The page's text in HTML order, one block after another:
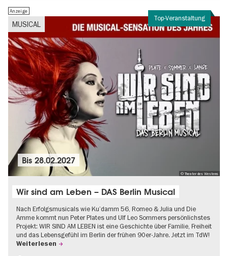
Top-Veranstaltung
MUSICAL
Anzeige
© Theater des Westens
Bis28.02.2027
Wir sind am Leben – DAS Berlin Musical
Nach Erfolgsmusicals wie Ku’damm 56, Romeo & Julia und Die
Amme kommt nun Peter Plates und Ulf Leo Sommers persönlichstes
Projekt: WIR SIND AM LEBEN ist eine Geschichte über Familie, Freiheit
und das Lebensgefühl im Berlin der frühen 90er-Jahre. Jetzt im TdW!
Weiterlesen